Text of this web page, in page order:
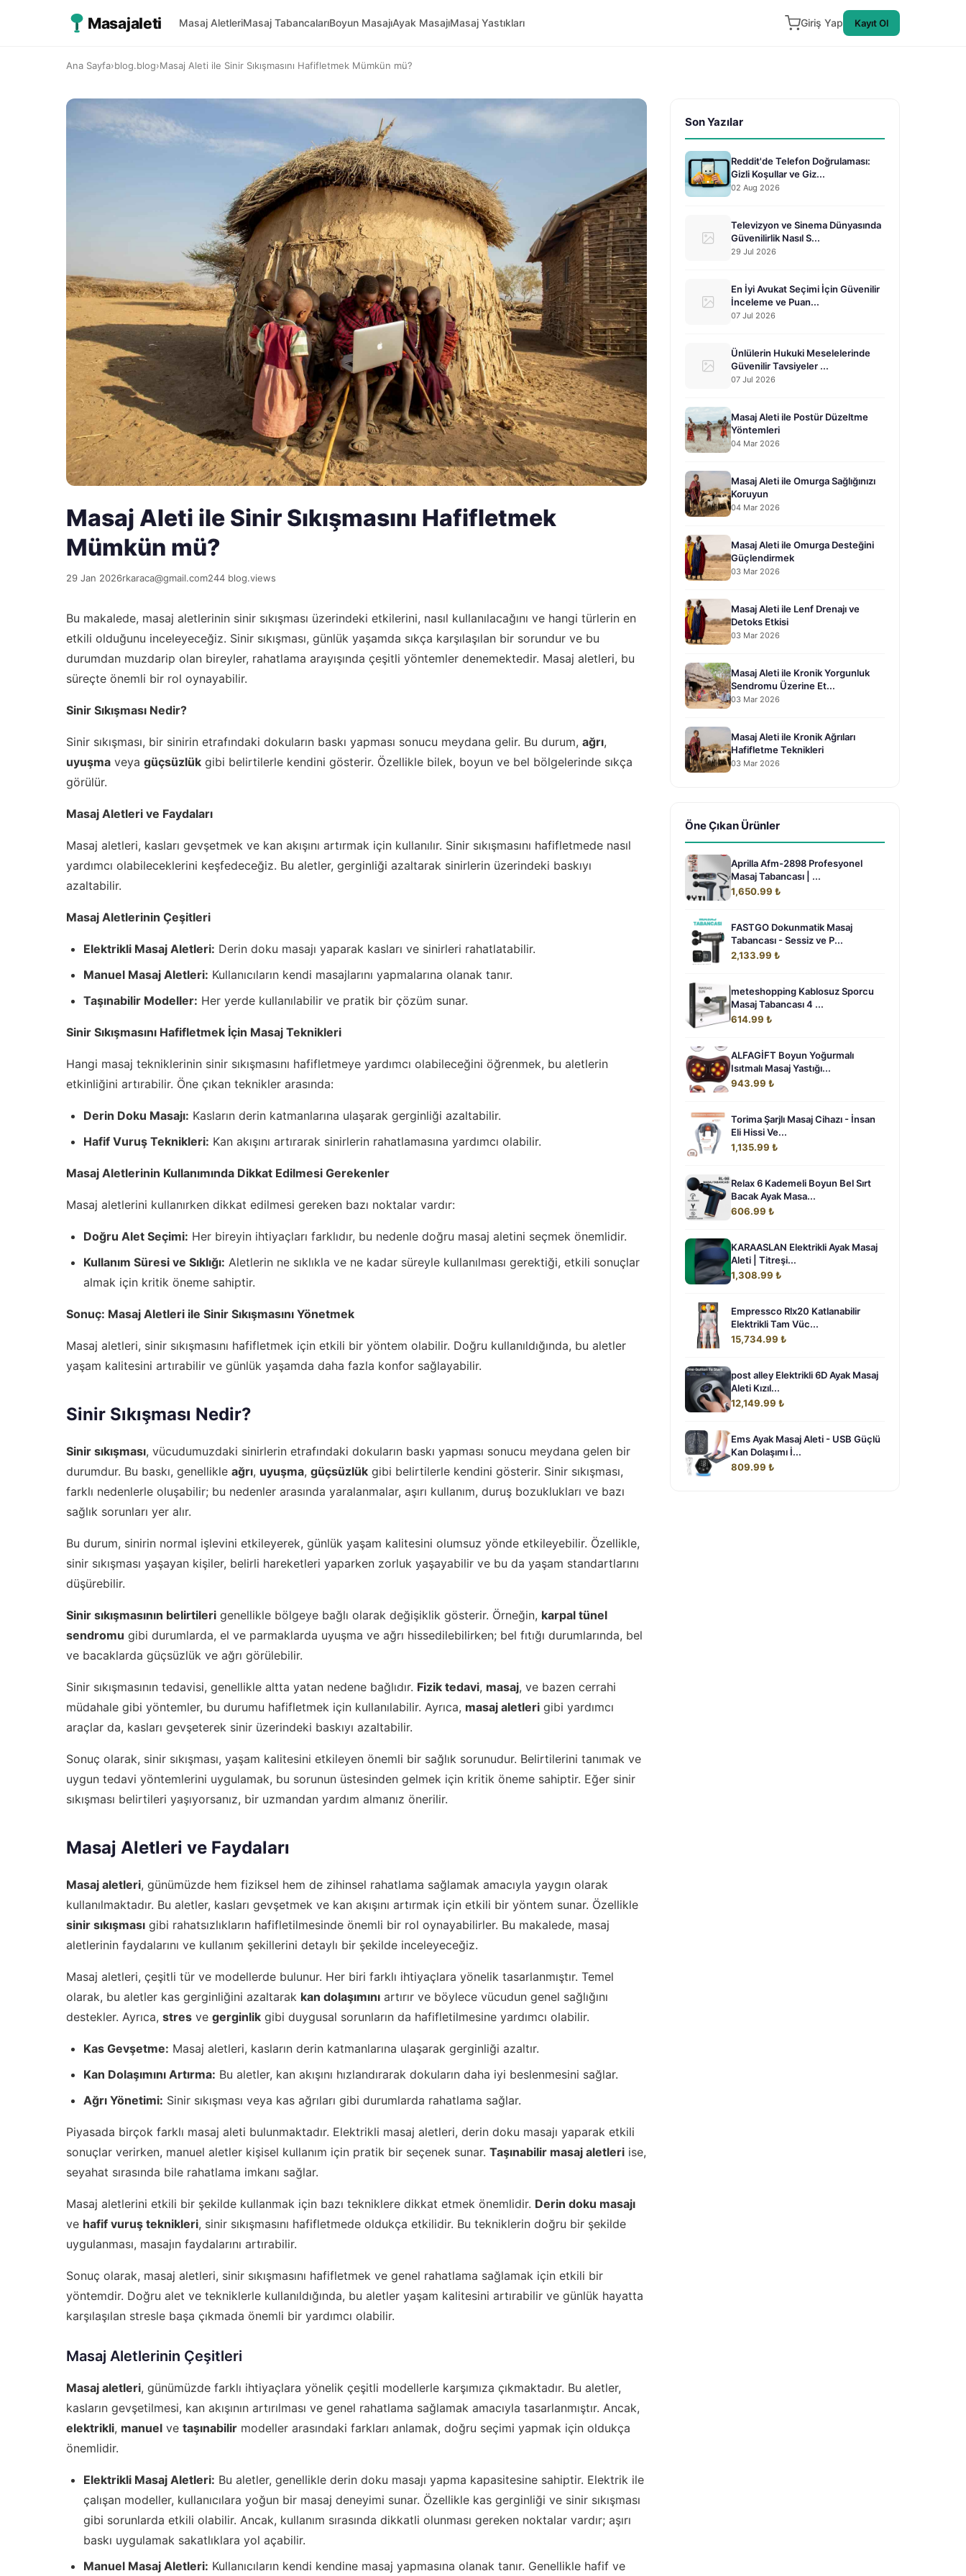
Masajaleti Masaj AletleriMasaj TabancalarıBoyun MasajıAyak MasajıMasaj Yastıkları Giriş Yap Kayıt Ol
Ana Sayfa›blog.blog›Masaj Aleti ile Sinir Sıkışmasını Hafifletmek Mümkün mü?
Masaj Aleti ile Sinir Sıkışmasını Hafifletmek
Mümkün mü?
29 Jan 2026rkaraca@gmail.com244 blog.views
Bu makalede, masaj aletlerinin sinir sıkışması üzerindeki etkilerini, nasıl kullanılacağını ve hangi türlerin en
etkili olduğunu inceleyeceğiz. Sinir sıkışması, günlük yaşamda sıkça karşılaşılan bir sorundur ve bu
durumdan muzdarip olan bireyler, rahatlama arayışında çeşitli yöntemler denemektedir. Masaj aletleri, bu
süreçte önemli bir rol oynayabilir.
Sinir Sıkışması Nedir?
Sinir sıkışması, bir sinirin etrafındaki dokuların baskı yapması sonucu meydana gelir. Bu durum, ağrı,
uyuşma veya güçsüzlük gibi belirtilerle kendini gösterir. Özellikle bilek, boyun ve bel bölgelerinde sıkça
görülür.
Masaj Aletleri ve Faydaları
Masaj aletleri, kasları gevşetmek ve kan akışını artırmak için kullanılır. Sinir sıkışmasını hafifletmede nasıl
yardımcı olabileceklerini keşfedeceğiz. Bu aletler, gerginliği azaltarak sinirlerin üzerindeki baskıyı
azaltabilir.
Masaj Aletlerinin Çeşitleri
Elektrikli Masaj Aletleri: Derin doku masajı yaparak kasları ve sinirleri rahatlatabilir.
Manuel Masaj Aletleri: Kullanıcıların kendi masajlarını yapmalarına olanak tanır.
Taşınabilir Modeller: Her yerde kullanılabilir ve pratik bir çözüm sunar.
Sinir Sıkışmasını Hafifletmek İçin Masaj Teknikleri
Hangi masaj tekniklerinin sinir sıkışmasını hafifletmeye yardımcı olabileceğini öğrenmek, bu aletlerin
etkinliğini artırabilir. Öne çıkan teknikler arasında:
Derin Doku Masajı: Kasların derin katmanlarına ulaşarak gerginliği azaltabilir.
Hafif Vuruş Teknikleri: Kan akışını artırarak sinirlerin rahatlamasına yardımcı olabilir.
Masaj Aletlerinin Kullanımında Dikkat Edilmesi Gerekenler
Masaj aletlerini kullanırken dikkat edilmesi gereken bazı noktalar vardır:
Doğru Alet Seçimi: Her bireyin ihtiyaçları farklıdır, bu nedenle doğru masaj aletini seçmek önemlidir.
Kullanım Süresi ve Sıklığı: Aletlerin ne sıklıkla ve ne kadar süreyle kullanılması gerektiği, etkili sonuçlar
almak için kritik öneme sahiptir.
Sonuç: Masaj Aletleri ile Sinir Sıkışmasını Yönetmek
Masaj aletleri, sinir sıkışmasını hafifletmek için etkili bir yöntem olabilir. Doğru kullanıldığında, bu aletler
yaşam kalitesini artırabilir ve günlük yaşamda daha fazla konfor sağlayabilir.
Sinir Sıkışması Nedir?
Sinir sıkışması, vücudumuzdaki sinirlerin etrafındaki dokuların baskı yapması sonucu meydana gelen bir
durumdur. Bu baskı, genellikle ağrı, uyuşma, güçsüzlük gibi belirtilerle kendini gösterir. Sinir sıkışması,
farklı nedenlerle oluşabilir; bu nedenler arasında yaralanmalar, aşırı kullanım, duruş bozuklukları ve bazı
sağlık sorunları yer alır.
Bu durum, sinirin normal işlevini etkileyerek, günlük yaşam kalitesini olumsuz yönde etkileyebilir. Özellikle,
sinir sıkışması yaşayan kişiler, belirli hareketleri yaparken zorluk yaşayabilir ve bu da yaşam standartlarını
düşürebilir.
Sinir sıkışmasının belirtileri genellikle bölgeye bağlı olarak değişiklik gösterir. Örneğin, karpal tünel
sendromu gibi durumlarda, el ve parmaklarda uyuşma ve ağrı hissedilebilirken; bel fıtığı durumlarında, bel
ve bacaklarda güçsüzlük ve ağrı görülebilir.
Sinir sıkışmasının tedavisi, genellikle altta yatan nedene bağlıdır. Fizik tedavi, masaj, ve bazen cerrahi
müdahale gibi yöntemler, bu durumu hafifletmek için kullanılabilir. Ayrıca, masaj aletleri gibi yardımcı
araçlar da, kasları gevşeterek sinir üzerindeki baskıyı azaltabilir.
Sonuç olarak, sinir sıkışması, yaşam kalitesini etkileyen önemli bir sağlık sorunudur. Belirtilerini tanımak ve
uygun tedavi yöntemlerini uygulamak, bu sorunun üstesinden gelmek için kritik öneme sahiptir. Eğer sinir
sıkışması belirtileri yaşıyorsanız, bir uzmandan yardım almanız önerilir.
Masaj Aletleri ve Faydaları
Masaj aletleri, günümüzde hem fiziksel hem de zihinsel rahatlama sağlamak amacıyla yaygın olarak
kullanılmaktadır. Bu aletler, kasları gevşetmek ve kan akışını artırmak için etkili bir yöntem sunar. Özellikle
sinir sıkışması gibi rahatsızlıkların hafifletilmesinde önemli bir rol oynayabilirler. Bu makalede, masaj
aletlerinin faydalarını ve kullanım şekillerini detaylı bir şekilde inceleyeceğiz.
Masaj aletleri, çeşitli tür ve modellerde bulunur. Her biri farklı ihtiyaçlara yönelik tasarlanmıştır. Temel
olarak, bu aletler kas gerginliğini azaltarak kan dolaşımını artırır ve böylece vücudun genel sağlığını
destekler. Ayrıca, stres ve gerginlik gibi duygusal sorunların da hafifletilmesine yardımcı olabilir.
Kas Gevşetme: Masaj aletleri, kasların derin katmanlarına ulaşarak gerginliği azaltır.
Kan Dolaşımını Artırma: Bu aletler, kan akışını hızlandırarak dokuların daha iyi beslenmesini sağlar.
Ağrı Yönetimi: Sinir sıkışması veya kas ağrıları gibi durumlarda rahatlama sağlar.
Piyasada birçok farklı masaj aleti bulunmaktadır. Elektrikli masaj aletleri, derin doku masajı yaparak etkili
sonuçlar verirken, manuel aletler kişisel kullanım için pratik bir seçenek sunar. Taşınabilir masaj aletleri ise,
seyahat sırasında bile rahatlama imkanı sağlar.
Masaj aletlerini etkili bir şekilde kullanmak için bazı tekniklere dikkat etmek önemlidir. Derin doku masajı
ve hafif vuruş teknikleri, sinir sıkışmasını hafifletmede oldukça etkilidir. Bu tekniklerin doğru bir şekilde
uygulanması, masajın faydalarını artırabilir.
Sonuç olarak, masaj aletleri, sinir sıkışmasını hafifletmek ve genel rahatlama sağlamak için etkili bir
yöntemdir. Doğru alet ve tekniklerle kullanıldığında, bu aletler yaşam kalitesini artırabilir ve günlük hayatta
karşılaşılan stresle başa çıkmada önemli bir yardımcı olabilir.
Masaj Aletlerinin Çeşitleri
Masaj aletleri, günümüzde farklı ihtiyaçlara yönelik çeşitli modellerle karşımıza çıkmaktadır. Bu aletler,
kasların gevşetilmesi, kan akışının artırılması ve genel rahatlama sağlamak amacıyla tasarlanmıştır. Ancak,
elektrikli, manuel ve taşınabilir modeller arasındaki farkları anlamak, doğru seçimi yapmak için oldukça
önemlidir.
Elektrikli Masaj Aletleri: Bu aletler, genellikle derin doku masajı yapma kapasitesine sahiptir. Elektrik ile
çalışan modeller, kullanıcılara yoğun bir masaj deneyimi sunar. Özellikle kas gerginliği ve sinir sıkışması
gibi sorunlarda etkili olabilir. Ancak, kullanım sırasında dikkatli olunması gereken noktalar vardır; aşırı
baskı uygulamak sakatlıklara yol açabilir.
Manuel Masaj Aletleri: Kullanıcıların kendi kendine masaj yapmasına olanak tanır. Genellikle hafif ve
Son Yazılar
Reddit'de Telefon Doğrulaması:
Gizli Koşullar ve Giz...
02 Aug 2026
Televizyon ve Sinema Dünyasında
Güvenilirlik Nasıl S...
29 Jul 2026
En İyi Avukat Seçimi İçin Güvenilir
İnceleme ve Puan...
07 Jul 2026
Ünlülerin Hukuki Meselelerinde
Güvenilir Tavsiyeler ...
07 Jul 2026
Masaj Aleti ile Postür Düzeltme
Yöntemleri
04 Mar 2026
Masaj Aleti ile Omurga Sağlığınızı
Koruyun
04 Mar 2026
Masaj Aleti ile Omurga Desteğini
Güçlendirmek
03 Mar 2026
Masaj Aleti ile Lenf Drenajı ve
Detoks Etkisi
03 Mar 2026
Masaj Aleti ile Kronik Yorgunluk
Sendromu Üzerine Et...
03 Mar 2026
Masaj Aleti ile Kronik Ağrıları
Hafifletme Teknikleri
03 Mar 2026
Öne Çıkan Ürünler
Aprilla Afm-2898 Profesyonel
Masaj Tabancası | ...
1,650.99 ₺
FASTGO Dokunmatik Masaj
Tabancası - Sessiz ve P...
2,133.99 ₺
meteshopping Kablosuz Sporcu
Masaj Tabancası 4 ...
614.99 ₺
ALFAGİFT Boyun Yoğurmalı
Isıtmalı Masaj Yastığı...
943.99 ₺
Torima Şarjlı Masaj Cihazı - İnsan
Eli Hissi Ve...
1,135.99 ₺
Relax 6 Kademeli Boyun Bel Sırt
Bacak Ayak Masa...
606.99 ₺
KARAASLAN Elektrikli Ayak Masaj
Aleti | Titreşi...
1,308.99 ₺
Empressco Rlx20 Katlanabilir
Elektrikli Tam Vüc...
15,734.99 ₺
post alley Elektrikli 6D Ayak Masaj
Aleti Kızıl...
12,149.99 ₺
Ems Ayak Masaj Aleti - USB Güçlü
Kan Dolaşımı İ...
809.99 ₺